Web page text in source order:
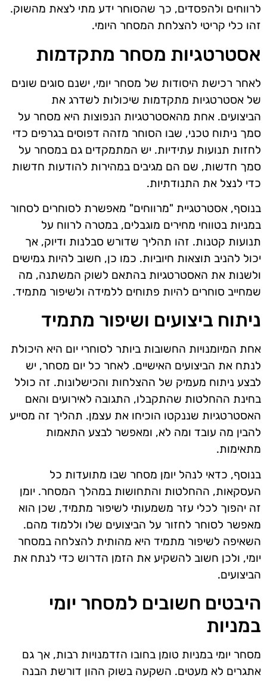
לרווחים ולהפסדים, כך שהסוחר ידע מתי לצאת מהשוק.
זהו כלי קריטי להצלחת המסחר היומי.
אסטרטגיות מסחר מתקדמות
לאחר רכישת היסודות של מסחר יומי, ישנם סוגים שונים
של אסטרטגיות מתקדמות שיכולות לשדרג את
הביצועים. אחת מהאסטרטגיות הנפוצות היא מסחר על
סמך ניתוח טכני, שבו הסוחר מזהה דפוסים בגרפים כדי
לחזות תנועות עתידיות. יש המתמקדים גם במסחר על
סמך חדשות, שם הם מגיבים במהירות להודעות חדשות
כדי לנצל את התנודתיות.
בנוסף, אסטרטגיית "מרווחים" מאפשרת לסוחרים לסחור
במניות בטווחי מחירים מוגבלים, במטרה לרווח על
תנועות קטנות. זהו תהליך שדורש סבלנות ודיוק, אך
יכול להניב תוצאות חיוביות. כמו כן, חשוב להיות גמישים
ולשנות את האסטרטגיות בהתאם לשוק המשתנה, מה
שמחייב סוחרים להיות פתוחים ללמידה ולשיפור מתמיד.
ניתוח ביצועים ושיפור מתמיד
אחת המיומנויות החשובות ביותר לסוחרי יום היא היכולת
לנתח את הביצועים האישיים. לאחר כל יום מסחר, יש
לבצע ניתוח מעמיק של ההצלחות והכישלונות. זה כולל
בחינת ההחלטות שהתקבלו, התגובה לאירועים והאם
האסטרטגיות שננקטו הוכיחו את עצמן. תהליך זה מסייע
להבין מה עובד ומה לא, ומאפשר לבצע התאמות
מתאימות.
בנוסף, כדאי לנהל יומן מסחר שבו מתועדות כל
העסקאות, ההחלטות והתחושות במהלך המסחר. יומן
זה יהפוך לכלי עזר משמעותי לשיפור מתמיד, שכן הוא
מאפשר לסוחר לחזור על הביצועים שלו וללמוד מהם.
השאיפה לשיפור מתמיד היא מהותית להצלחה במסחר
יומי, ולכן חשוב להשקיע את הזמן הדרוש כדי לנתח את
הביצועים.
היבטים חשובים למסחר יומי
במניות
מסחר יומי במניות טומן בחובו הזדמנויות רבות, אך גם
אתגרים לא מעטים. השקעה בשוק ההון דורשת הבנה